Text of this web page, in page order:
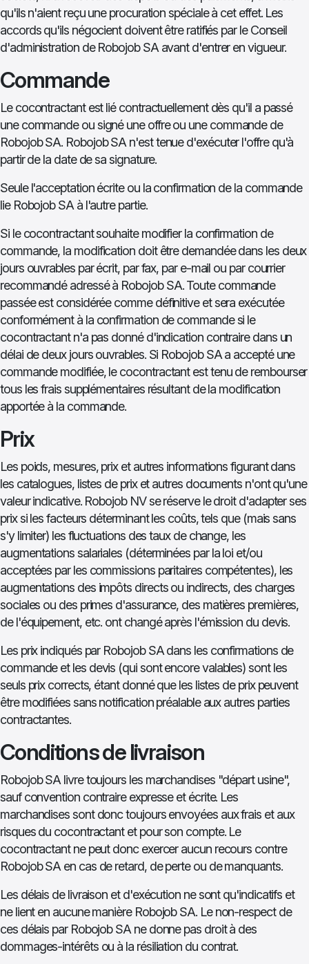
qu'ils n'aient reçu une procuration spéciale à cet effet. Les
accords qu'ils négocient doivent être ratifiés par le Conseil
d'administration de Robojob SA avant d'entrer en vigueur.
Commande
Le cocontractant est lié contractuellement dès qu'il a passé
une commande ou signé une offre ou une commande de
Robojob SA. Robojob SA n'est tenue d'exécuter l'offre qu'à
partir de la date de sa signature.
Seule l'acceptation écrite ou la confirmation de la commande
lie Robojob SA à l'autre partie.
Si le cocontractant souhaite modifier la confirmation de
commande, la modification doit être demandée dans les deux
jours ouvrables par écrit, par fax, par e-mail ou par courrier
recommandé adressé à Robojob SA. Toute commande
passée est considérée comme définitive et sera exécutée
conformément à la confirmation de commande si le
cocontractant n'a pas donné d'indication contraire dans un
délai de deux jours ouvrables. Si Robojob SA a accepté une
commande modifiée, le cocontractant est tenu de rembourser
tous les frais supplémentaires résultant de la modification
apportée à la commande.
Prix
Les poids, mesures, prix et autres informations figurant dans
les catalogues, listes de prix et autres documents n'ont qu'une
valeur indicative. Robojob NV se réserve le droit d'adapter ses
prix si les facteurs déterminant les coûts, tels que (mais sans
s'y limiter) les fluctuations des taux de change, les
augmentations salariales (déterminées par la loi et/ou
acceptées par les commissions paritaires compétentes), les
augmentations des impôts directs ou indirects, des charges
sociales ou des primes d'assurance, des matières premières,
de l'équipement, etc. ont changé après l'émission du devis.
Les prix indiqués par Robojob SA dans les confirmations de
commande et les devis (qui sont encore valables) sont les
seuls prix corrects, étant donné que les listes de prix peuvent
être modifiées sans notification préalable aux autres parties
contractantes.
Conditions de livraison
Robojob SA livre toujours les marchandises "départ usine",
sauf convention contraire expresse et écrite. Les
marchandises sont donc toujours envoyées aux frais et aux
risques du cocontractant et pour son compte. Le
cocontractant ne peut donc exercer aucun recours contre
Robojob SA en cas de retard, de perte ou de manquants.
Les délais de livraison et d'exécution ne sont qu'indicatifs et
ne lient en aucune manière Robojob SA. Le non-respect de
ces délais par Robojob SA ne donne pas droit à des
dommages-intérêts ou à la résiliation du contrat.